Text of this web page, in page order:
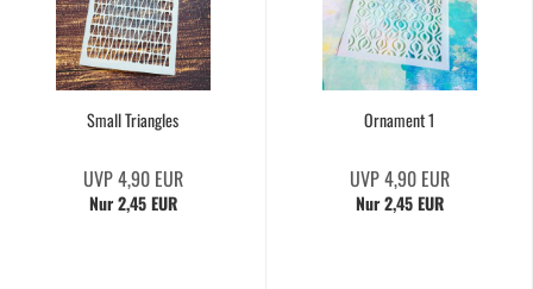
Small Triangles
UVP 4,90 EUR
Nur 2,45 EUR
Ornament 1
UVP 4,90 EUR
Nur 2,45 EUR